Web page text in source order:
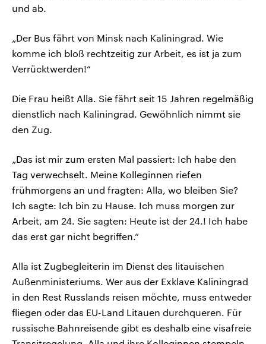
und ab.
„Der Bus fährt von Minsk nach Kaliningrad. Wie
komme ich bloß rechtzeitig zur Arbeit, es ist ja zum
Verrücktwerden!“
Die Frau heißt Alla. Sie fährt seit 15 Jahren regelmäßig
dienstlich nach Kaliningrad. Gewöhnlich nimmt sie
den Zug.
„Das ist mir zum ersten Mal passiert: Ich habe den
Tag verwechselt. Meine Kolleginnen riefen
frühmorgens an und fragten: Alla, wo bleiben Sie?
Ich sagte: Ich bin zu Hause. Ich muss morgen zur
Arbeit, am 24. Sie sagten: Heute ist der 24.! Ich habe
das erst gar nicht begriffen.“
Alla ist Zugbegleiterin im Dienst des litauischen
Außenministeriums. Wer aus der Exklave Kaliningrad
in den Rest Russlands reisen möchte, muss entweder
fliegen oder das EU-Land Litauen durchqueren. Für
russische Bahnreisende gibt es deshalb eine visafreie